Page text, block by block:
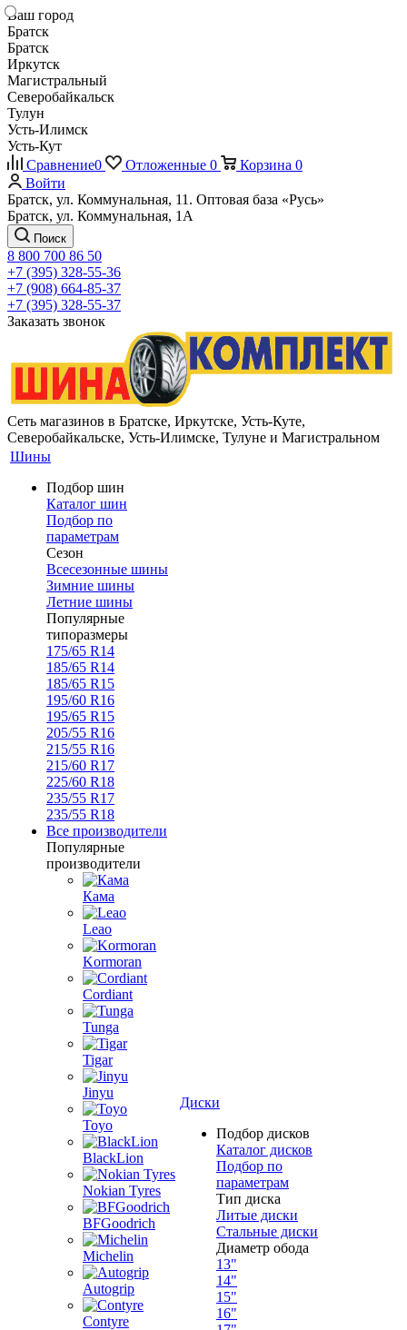
Ваш город
Братск
Братск
Иркутск
Магистральный
Северобайкальск
Тулун
Усть-Илимск
Усть-Кут
Сравнение0 Отложенные 0 Корзина 0
Войти
Братск, ул. Коммунальная, 11. Оптовая база «Русь»
Братск, ул. Коммунальная, 1А
Поиск
8 800 700 86 50
+7 (395) 328-55-36
+7 (908) 664-85-37
+7 (395) 328-55-37
Заказать звонок
Сеть магазинов в Братске, Иркутске, Усть-Куте,
Северобайкальске, Усть-Илимске, Тулуне и Магистральном
Шины
Подбор шин
Каталог шин
Подбор по
параметрам
Сезон
Всесезонные шины
Зимние шины
Летние шины
Популярные
типоразмеры
175/65 R14
185/65 R14
185/65 R15
195/60 R16
195/65 R15
205/55 R16
215/55 R16
215/60 R17
225/60 R18
235/55 R17
235/55 R18
Все производители
Популярные
производители
Кама
Leao
Kormoran
Cordiant
Tunga
Tigar
Jinyu
Toyo
BlackLion
Nokian Tyres
BFGoodrich
Michelin
Autogrip
Contyre
Диски
Подбор дисков
Каталог дисков
Подбор по
параметрам
Тип диска
Литые диски
Стальные диски
Диаметр обода
13"
14"
15"
16"